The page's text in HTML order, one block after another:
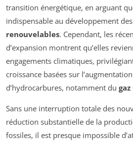
transition énergétique, en arguant
indispensable au développement des
renouvelables. Cependant, les
d’expansion montrent qu’elles
engagements climatiques,
croissance basées sur
d’hydrocarbures, notamment du
Sans une interruption totale des
réduction substantielle de la
fossiles, il est presque impossible